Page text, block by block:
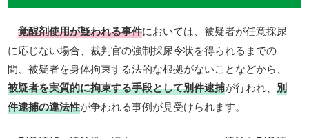
覚醒剤使用が疑われる事件においては、被疑者が任意採尿
に応じない場合、裁判官の強制採尿令状を得られるまでの
間、被疑者を身体拘束する法的な根拠がないことなどから、
被疑者を実質的に拘束する手段として別件逮捕が行われ、別
件逮捕の違法性が争われる事例が見受けられます。